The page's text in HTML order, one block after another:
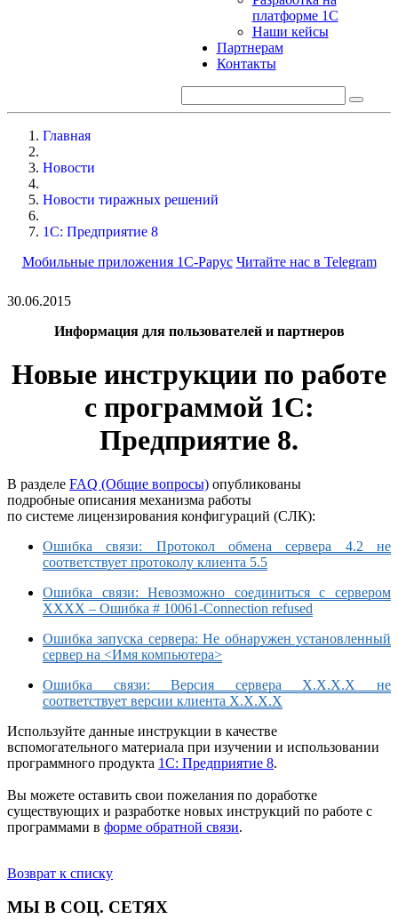
платформе 1С
Наши кейсы
Партнерам
Контакты
Главная
Новости
Новости тиражных решений
1С: Предприятие 8
Мобильные приложения 1С-Рарус Читайте нас в Telegram
30.06.2015
Информация для пользователей и партнеров
Новые инструкции по работе
с программой 1С:
Предприятие 8.
В разделе FAQ (Общие вопросы) опубликованы
подробные описания механизма работы
по системе лицензирования конфигураций (СЛК):
Ошибка связи: Протокол обмена сервера 4.2 не
соответствует протоколу клиента 5.5
Ошибка связи: Невозможно соединиться с сервером
ХХХХ – Ошибка # 10061-Connection refused
Ошибка запуска сервера: Не обнаружен установленный
сервер на <Имя компьютера>
Ошибка связи: Версия сервера Х.Х.Х.Х не
соответствует версии клиента Х.Х.Х.Х
Используйте данные инструкции в качестве
вспомогательного материала при изучении и использовании
программного продукта 1С: Предприятие 8.
Вы можете оставить свои пожелания по доработке
существующих и разработке новых инструкций по работе с
программами в форме обратной связи.
Возврат к списку
МЫ В СОЦ. СЕТЯХ